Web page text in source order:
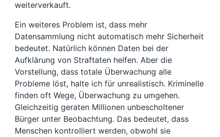
weiterverkauft.
Ein weiteres Problem ist, dass mehr
Datensammlung nicht automatisch mehr Sicherheit
bedeutet. Natürlich können Daten bei der
Aufklärung von Straftaten helfen. Aber die
Vorstellung, dass totale Überwachung alle
Probleme löst, halte ich für unrealistisch. Kriminelle
finden oft Wege, Überwachung zu umgehen.
Gleichzeitig geraten Millionen unbescholtener
Bürger unter Beobachtung. Das bedeutet, dass
Menschen kontrolliert werden, obwohl sie